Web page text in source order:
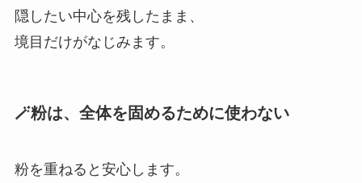
隠したい中心を残したまま、
境目だけがなじみます。
🪄粉は、全体を固めるために使わない
粉を重ねると安心します。